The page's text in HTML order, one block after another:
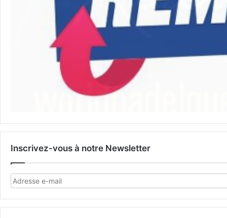
Inscrivez-vous à notre Newsletter